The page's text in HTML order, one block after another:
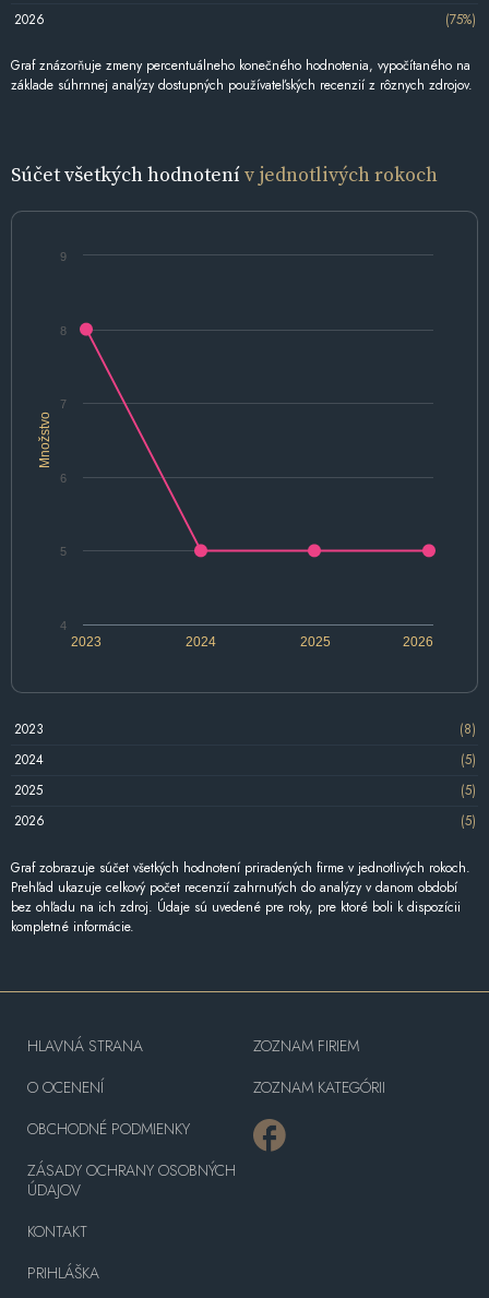
2026
(75%)
Graf znázorňuje zmeny percentuálneho konečného hodnotenia, vypočítaného na
základe súhrnnej analýzy dostupných používateľských recenzií z rôznych zdrojov.
Súčet všetkých hodnotenív jednotlivých rokoch
Množstvo
2024 2026
2023 2025
4
5
6
7
8
9
2023
(8)
2024
(5)
2025
(5)
2026
(5)
Graf zobrazuje súčet všetkých hodnotení priradených firme v jednotlivých rokoch.
Prehľad ukazuje celkový počet recenzií zahrnutých do analýzy v danom období
bez ohľadu na ich zdroj. Údaje sú uvedené pre roky, pre ktoré boli k dispozícii
kompletné informácie.
HLAVNÁ STRANA
O OCENENÍ
OBCHODNÉ PODMIENKY
ZÁSADY OCHRANY OSOBNÝCH
ÚDAJOV
KONTAKT
PRIHLÁŠKA
ZOZNAM FIRIEM
ZOZNAM KATEGÓRII